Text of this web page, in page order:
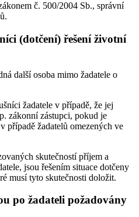
č. 500/2004 Sb., správní
(dotčení) řešení životní
další osoba mimo žadatele o
žadatele v případě, že jej
zákonní zástupci, pokud je
případě žadatelů omezených ve
skutečností příjem a
jsou řešením situace dotčeny
musí tyto skutečnosti doložit.
po žadateli požadovány